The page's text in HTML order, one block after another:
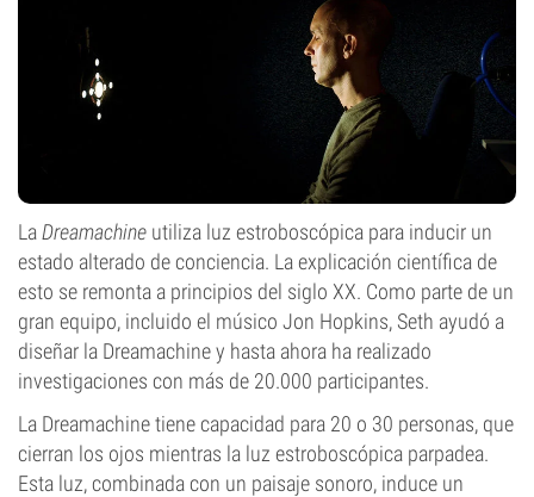
LaDreamachine utiliza luz estroboscópica para inducir un
estado alterado de conciencia. La explicación científica de
esto se remonta a principios del siglo XX. Como parte de un
gran equipo, incluido el músico Jon Hopkins, Seth ayudó a
diseñar la Dreamachine y hasta ahora ha realizado
investigaciones con más de 20.000 participantes.
La Dreamachine tiene capacidad para 20 o 30 personas, que
cierran los ojos mientras la luz estroboscópica parpadea.
Esta luz, combinada con un paisaje sonoro, induce un